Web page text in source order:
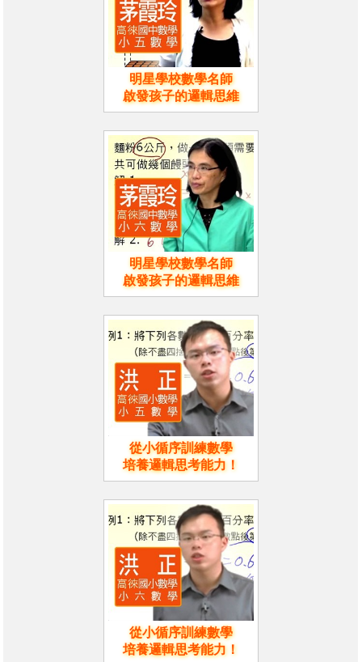
明星學校數學名師
啟發孩子的邏輯思維
明星學校數學名師
啟發孩子的邏輯思維
從小循序訓練數學
培養邏輯思考能力！
從小循序訓練數學
培養邏輯思考能力！